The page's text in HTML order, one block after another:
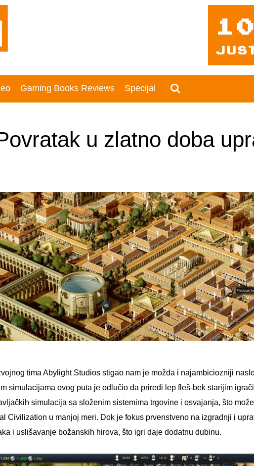
Gaming Books Reviews Specijal
u zlatno doba
tima Abylight Studios stigao nam je možda i najambiciozniji
simulacijama ovog puta je odlučio da priredi lep fleš-bek starijim
simulacija sa složenim sistemima trgovine i osvajanja, što
Civilization u manjoj meri. Dok je fokus prvenstveno na izgradnji i
i uslišavanje božanskih hirova, što igri daje dodatnu dubinu.